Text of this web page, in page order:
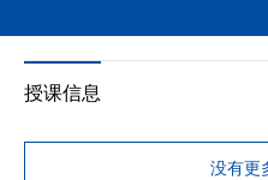
授课信息
没有更